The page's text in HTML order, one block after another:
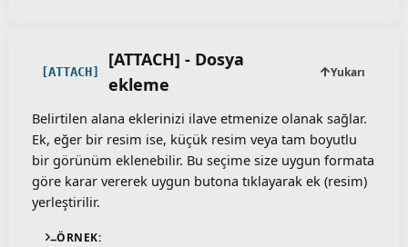
[ATTACH]
[ATTACH] - Dosya
ekleme
Yukarı
Belirtilen alana eklerinizi ilave etmenize olanak sağlar.
Ek, eğer bir resim ise, küçük resim veya tam boyutlu
bir görünüm eklenebilir. Bu seçime size uygun formata
göre karar vererek uygun butona tıklayarak ek (resim)
yerleştirilir.
ÖRNEK: